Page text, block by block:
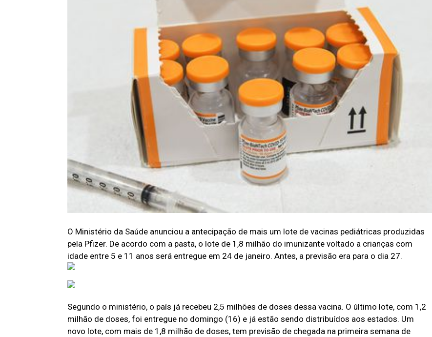
O Ministério da Saúde anunciou a antecipação de mais um lote de vacinas pediátricas produzidas
pela Pfizer. De acordo com a pasta, o lote de 1,8 milhão do imunizante voltado a crianças com
idade entre 5 e 11 anos será entregue em 24 de janeiro. Antes, a previsão era para o dia 27.
Segundo o ministério, o país já recebeu 2,5 milhões de doses dessa vacina. O último lote, com 1,2
milhão de doses, foi entregue no domingo (16) e já estão sendo distribuídos aos estados. Um
novo lote, com mais de 1,8 milhão de doses, tem previsão de chegada na primeira semana de